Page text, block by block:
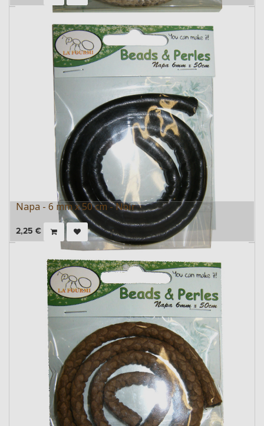
Napa - 6 mm x 50 cm - Noir
2,25 €